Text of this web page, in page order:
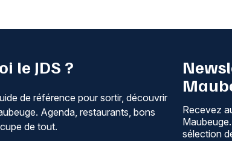
le JDS ?
de référence pour sortir, découvrir
Agenda, restaurants, bons
de tout.
Recevez
sélection